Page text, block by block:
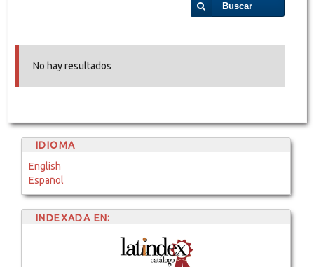
Buscar
No hay resultados
IDIOMA
English
Español
INDEXADA EN: